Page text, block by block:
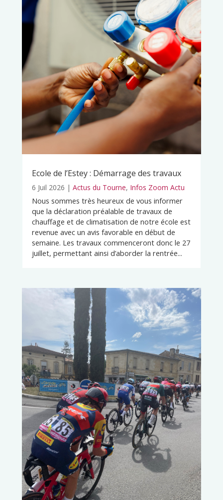
Ecole de l’Estey : Démarrage des travaux
6 Juil 2026 | Actus du Tourne, Infos Zoom Actu
Nous sommes très heureux de vous informer
que la déclaration préalable de travaux de
chauffage et de climatisation de notre école est
revenue avec un avis favorable en début de
semaine. Les travaux commenceront donc le 27
juillet, permettant ainsi d’aborder la rentrée...